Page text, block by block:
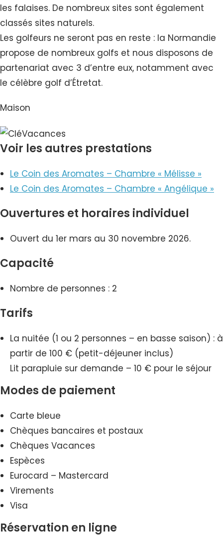
les falaises. De nombreux sites sont également
classés sites naturels.
Les golfeurs ne seront pas en reste : la Normandie
propose de nombreux golfs et nous disposons de
partenariat avec 3 d’entre eux, notamment avec
le célèbre golf d’Étretat.
Maison
Voir les autres prestations
Le Coin des Aromates – Chambre « Mélisse »
Le Coin des Aromates – Chambre « Angélique »
Ouvertures et horaires individuel
Ouvert du 1er mars au 30 novembre 2026.
Capacité
Nombre de personnes : 2
Tarifs
La nuitée (1 ou 2 personnes – en basse saison) : à
partir de 100 € (petit-déjeuner inclus)
Lit parapluie sur demande – 10 € pour le séjour
Modes de paiement
Carte bleue
Chèques bancaires et postaux
Chèques Vacances
Espèces
Eurocard – Mastercard
Virements
Visa
Réservation en ligne